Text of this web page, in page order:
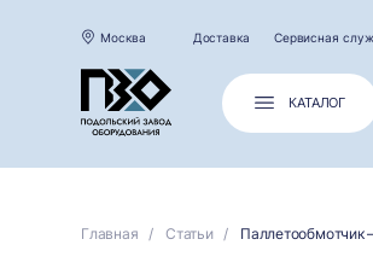
Москва Доставка Сервисная
КАТАЛОГ
Главная Статьи Паллетообмотчик